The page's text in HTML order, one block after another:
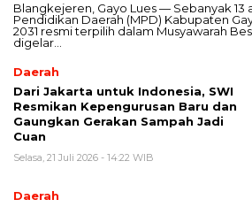
Blangkejeren, Gayo Lues — Sebanyak 13
Pendidikan Daerah (MPD) Kabupaten
2031 resmi terpilih dalam Musyawarah
digelar…
Daerah
Dari Jakarta untuk Indonesia, SWI
Resmikan Kepengurusan Baru dan
Gaungkan Gerakan Sampah Jadi
Cuan
Selasa, 21 Juli 2026 - 14:22 WIB
Daerah